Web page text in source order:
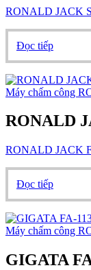
RONALD JACK
Đọc tiếp
Máy chấm công
RONALD
RONALD JACK
Đọc tiếp
Máy chấm công
GIGATA